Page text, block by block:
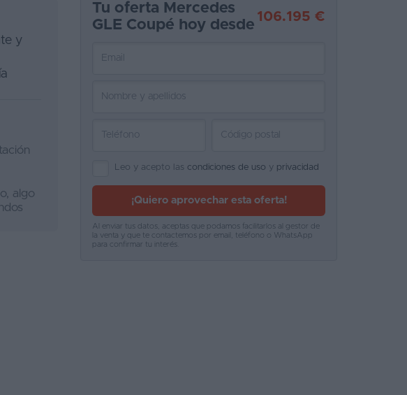
y
algo
Tu oferta Mercedes
GLE Coupé hoy desde
106.195 €
Leo y acepto las condiciones de uso y privacidad
¡Quiero aprovechar esta oferta!
Al enviar tus datos, aceptas que podamos facilitarlos al gestor de
la venta y que te contactemos por email, teléfono o WhatsApp
para confirmar tu interés.